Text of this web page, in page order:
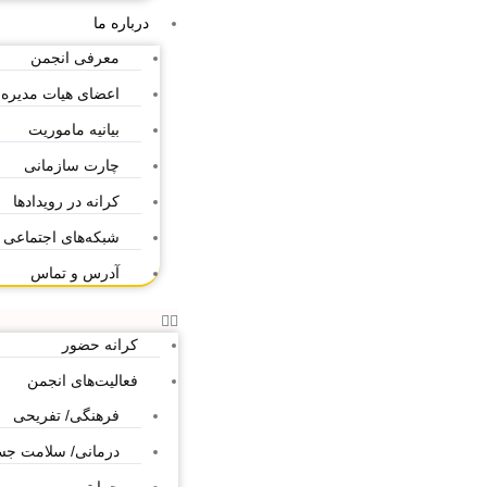
درباره ما
معرفی انجمن
اعضای هیات مدیره
بیانیه ماموریت
چارت سازمانی
کرانه در رویدادها
شبکه‌های اجتماعی
آدرس و تماس
کرانه حضور
فعالیت‌های انجمن
فرهنگی/ تفریحی
درمانی/ سلامت